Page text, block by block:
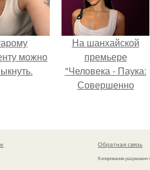
можно
На шанхайской
премьере
"Человека - Паука:
Совершенно
просто очередной
наряд, а настоящий
артефакт высокой
Обратная связь
Копирование разрешено